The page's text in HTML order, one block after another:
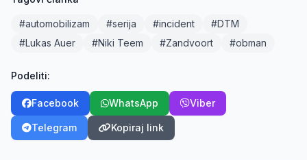
#automobilizam #serija #incident
#DTM
#Lukas Auer
#Niki Teem #Zandvoort #obman
Podeliti:
Facebook WhatsApp Viber
Telegram Kopiraj link